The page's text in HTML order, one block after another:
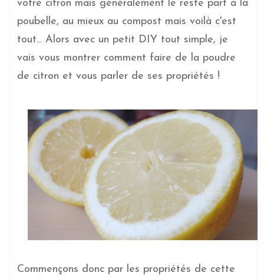
votre citron mais généralement le reste part à la
poubelle, au mieux au compost mais voilà c'est
tout... Alors avec un petit DIY tout simple, je
vais vous montrer comment faire de la poudre
de citron et vous parler de ses propriétés !
Commençons donc par les propriétés de cette